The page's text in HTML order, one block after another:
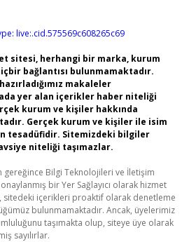
live:.cid.575569c608265c69
sitesi, herhangi bir marka, kurum
bağlantısı bulunmamaktadır.
makaleler
yer alan içerikler haber niteliği
kurum ve kişiler hakkında
Gerçek kurum ve kişiler ile isim
tesadüfidir. Sitemizdeki bilgiler
niteliği taşımazlar.
gereğince Bilgi Teknolojileri ve İletişim
bir Yer Sağlayıcı olarak hizmet
sitedeki içerikleri proaktif olarak denetleme
bulunmamaktadır. Ancak, üyelerimiz
taşımakta olup, siteye üye olarak
sayılırlar.